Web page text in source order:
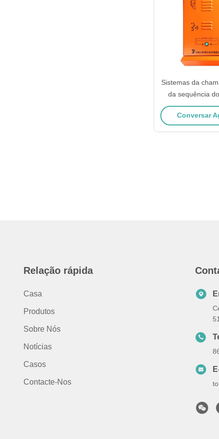
Sistemas da
da sequência
emergência do
ISO9001
Conversar
Relação rápida
Casa
Produtos
Sobre Nós
Notícias
Casos
Contacte-Nos